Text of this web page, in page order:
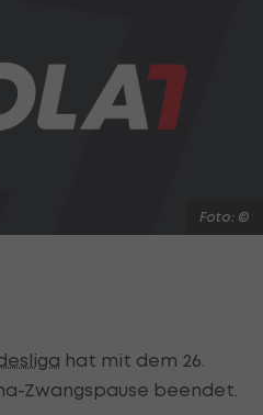
Foto: ©
hat mit dem 26.
Zwangspause beendet.